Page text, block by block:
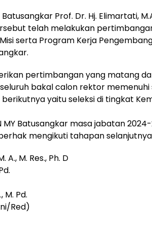
Prof. Dr. Hj. Elimartati,
telah melakukan
serta Program Kerja
pertimbangan yang matang
bakal calon rektor memenuhi
yaitu seleksi di tingkat
MY Batusangkar masa jabatan
mengikuti tahapan
A., M. Res., Ph. D
M. Pd.
Red)